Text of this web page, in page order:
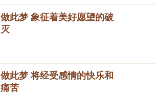
做此梦 象征着美好愿望的破
灭
做此梦 将经受感情的快乐和
痛苦